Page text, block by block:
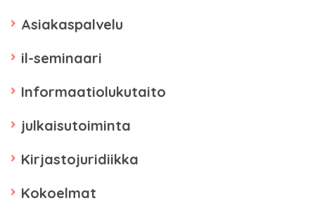
Asiakaspalvelu
il-seminaari
Informaatiolukutaito
julkaisutoiminta
Kirjastojuridiikka
Kokoelmat